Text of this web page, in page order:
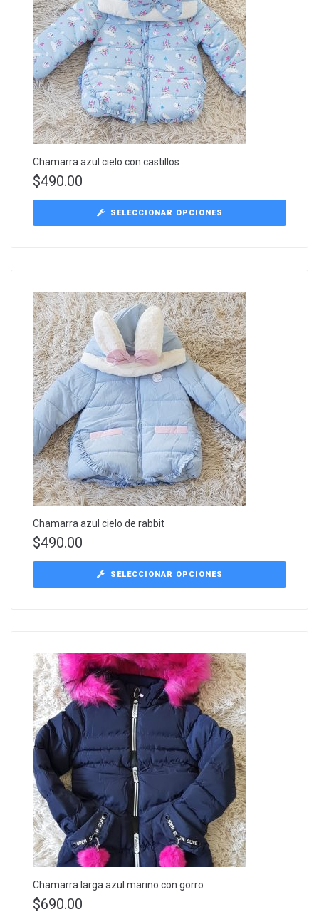
Chamarra azul cielo con castillos
$490.00
SELECCIONAR OPCIONES
Chamarra azul cielo de rabbit
$490.00
SELECCIONAR OPCIONES
Chamarra larga azul marino con gorro
$690.00